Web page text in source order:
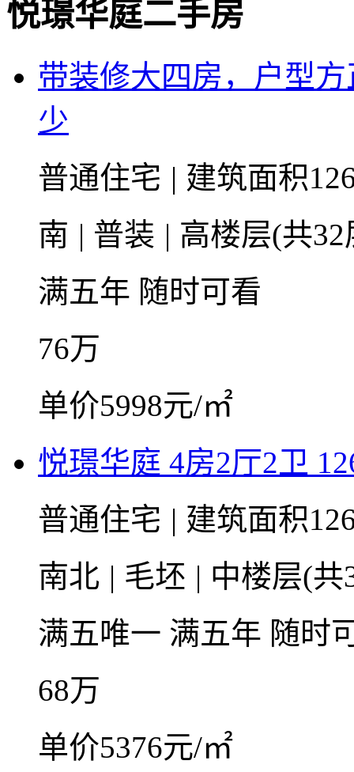
悦璟华庭二手房
带装修大四房，户型
少
普通住宅 | 建筑面积
南 | 普装 | 高楼层(共
满五年 随时可看
76万
单价5998元/㎡
悦璟华庭 4房2厅2卫
普通住宅 | 建筑面积
南北 | 毛坯 | 中楼层(
满五唯一 满五年 随时
68万
单价5376元/㎡